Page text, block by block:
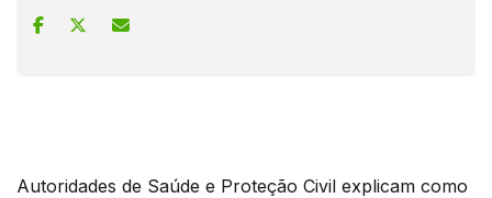
Autoridades de Saúde e Proteção Civil explicam como